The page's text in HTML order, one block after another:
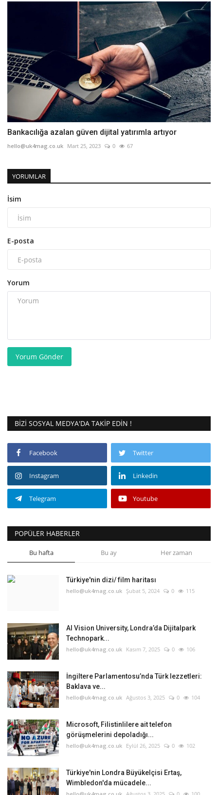
Bankacılığa azalan güven dijital yatırımla artıyor
hello@uk4mag.co.uk Mart 25, 2023 0 67
YORUMLAR
İsim
E-posta
Yorum
Yorum Gönder
BIZI SOSYAL MEDYA'DA TAKIP EDIN !
Facebook Twitter
Instagram Linkedin
Telegram Youtube
POPÜLER HABERLER
Bu hafta Bu ay Her zaman
Türkiye'nin dizi/ film haritası
hello@uk4mag.co.uk Şubat 5, 2024 0 115
AI Vision University, Londra’da Dijitalpark
Technopark...
hello@uk4mag.co.uk Kasım 7, 2025 0 106
İngiltere Parlamentosu’nda Türk lezzetleri:
Baklava ve...
hello@uk4mag.co.uk Ağustos 3, 2025 0 104
Microsoft, Filistinlilere ait telefon
görüşmelerini depoladığı...
hello@uk4mag.co.uk Eylül 26, 2025 0 102
Türkiye'nin Londra Büyükelçisi Ertaş,
Wimbledon'da mücadele...